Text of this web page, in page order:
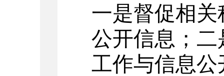
一是督促相
公开信息 ；
工作与信息公